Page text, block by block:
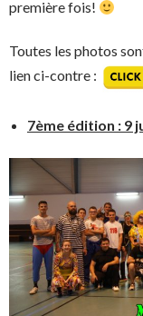
première fois!
Toutes les photos
lien ci-contre :
7ème édition : 9